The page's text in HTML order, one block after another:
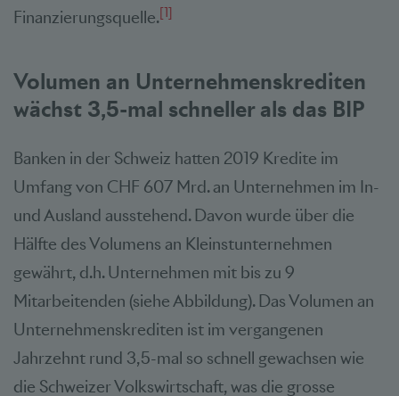
Finanzierungsquelle.[1]
Volumen an Unternehmenskrediten
wächst 3,5-mal schneller als das BIP
Banken in der Schweiz hatten 2019 Kredite im
Umfang von CHF 607 Mrd. an Unternehmen im In-
und Ausland ausstehend. Davon wurde über die
Hälfte des Volumens an Kleinstunternehmen
gewährt, d.h. Unternehmen mit bis zu 9
Mitarbeitenden (siehe Abbildung). Das Volumen an
Unternehmenskrediten ist im vergangenen
Jahrzehnt rund 3,5-mal so schnell gewachsen wie
die Schweizer Volkswirtschaft, was die grosse